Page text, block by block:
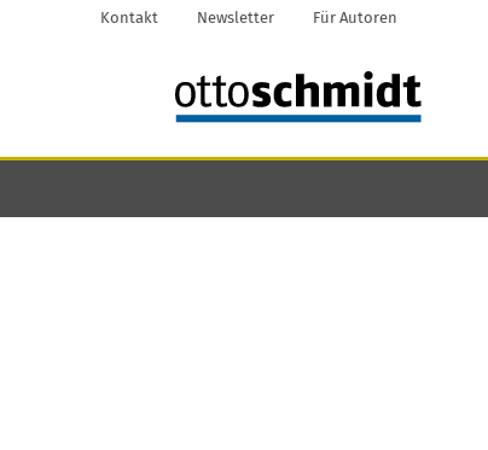
Kontakt Newsletter Für Autoren